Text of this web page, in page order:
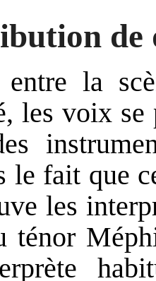
de
la
les voix
le fait que
les
ténor